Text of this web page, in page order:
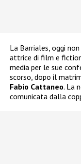
La Barriales, oggi
attrice di film e
media per le sue
scorso, dopo il
Fabio Cattaneo. La
comunicata dalla